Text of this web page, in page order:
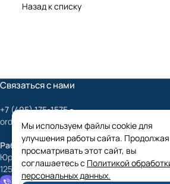
Назад к списку
Связаться с нами
+7 (495) 175-1575
order@mygrundfos.ru
Работаем только с юридическими
Юридический адрес:
125424, г. Москва, улица Лётная 99, с. 3,
Мы используем файлы cookie для
улучшения работы сайта. Продолжая
просматривать этот сайт, вы
соглашаетесь с Политикой
персональных данных.